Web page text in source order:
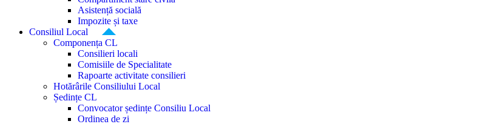
Asistență socială
Impozite și taxe
Consiliul Local
Componența CL
Consilieri locali
Comisiile de Specialitate
Rapoarte activitate consilieri
Hotărârile Consiliului Local
Ședințe CL
Convocator ședințe Consiliu Local
Ordinea de zi